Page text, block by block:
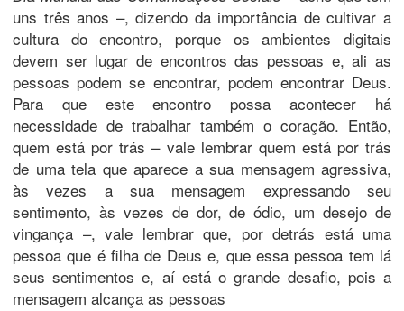
uns três anos –, dizendo da importância de cultivar a
cultura do encontro, porque os ambientes digitais
devem ser lugar de encontros das pessoas e, ali as
pessoas podem se encontrar, podem encontrar Deus.
Para que este encontro possa acontecer há
necessidade de trabalhar também o coração. Então,
quem está por trás – vale lembrar quem está por trás
de uma tela que aparece a sua mensagem agressiva,
às vezes a sua mensagem expressando seu
sentimento, às vezes de dor, de ódio, um desejo de
vingança –, vale lembrar que, por detrás está uma
pessoa que é filha de Deus e, que essa pessoa tem lá
seus sentimentos e, aí está o grande desafio, pois a
mensagem alcança as pessoas